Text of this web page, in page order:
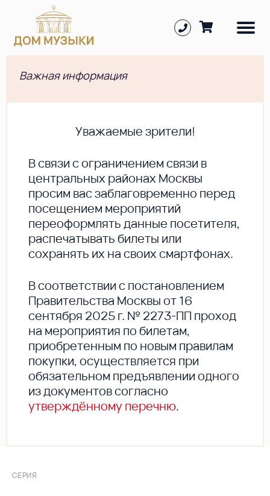
Важная информация
Уважаемые зрители!
В cвязи с ограничением связи в
центральных районах Москвы
просим вас заблаговременно перед
посещением мероприятий
переоформлять данные посетителя,
распечатывать билеты или
сохранять их на своих смартфонах.
В соответствии с постановлением
Правительства Москвы от 16
сентября 2025 г. № 2273-ПП проход
на мероприятия по билетам,
приобретенным по новым правилам
покупки, осуществляется при
обязательном предъявлении одного
из документов согласно
утверждённому перечню.
СЕРИЯ